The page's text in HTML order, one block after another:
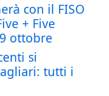
con il FISO
+ Five
ottobre
si
tutti i